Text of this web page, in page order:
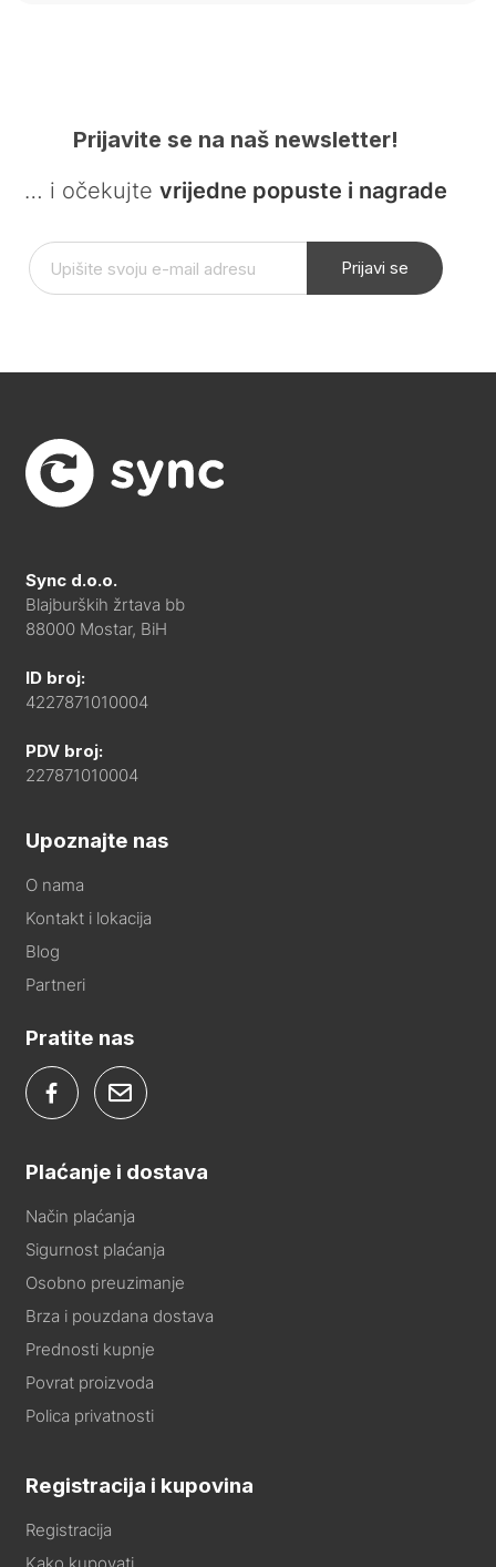
Prijavite se na naš newsletter!
… i očekujte vrijedne popuste i nagrade
Prijavi se
Sync d.o.o.
Blajburških žrtava bb
88000 Mostar, BiH
ID broj:
4227871010004
PDV broj:
227871010004
Upoznajte nas
O nama
Kontakt i lokacija
Blog
Partneri
Pratite nas
Plaćanje i dostava
Način plaćanja
Sigurnost plaćanja
Osobno preuzimanje
Brza i pouzdana dostava
Prednosti kupnje
Povrat proizvoda
Polica privatnosti
Registracija i kupovina
Registracija